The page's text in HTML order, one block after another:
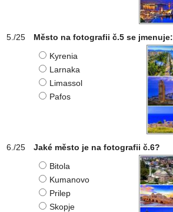
Město na fotografii č.5 se jmenuje:
Kyrenia
Larnaka
Limassol
Pafos
Jaké město je na fotografii č.6?
Bitola
Kumanovo
Prilep
Skopje